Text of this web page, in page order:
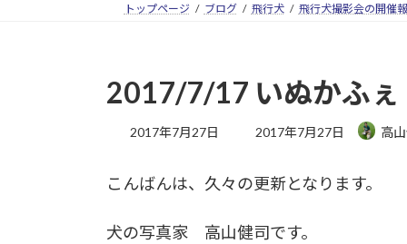
トップページ ブログ 飛行犬 飛行犬撮影会の開催
2017/7/17 いぬかふ
2017年7月27日 2017年7月27日 高
こんばんは、久々の更新となります。
犬の写真家 高山健司です。